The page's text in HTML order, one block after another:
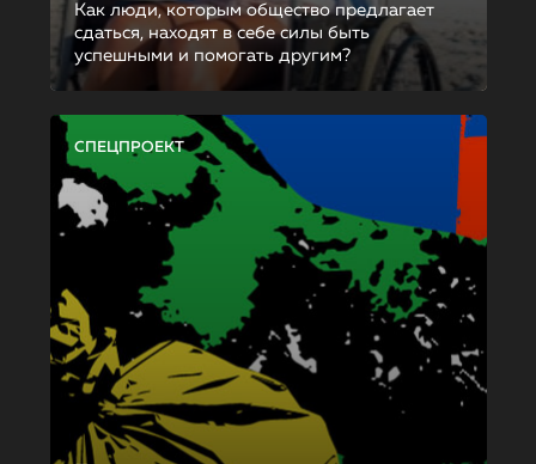
Как люди, которым общество предлагает
сдаться, находят в себе силы быть
успешными и помогать другим?
СПЕЦПРОЕКТ